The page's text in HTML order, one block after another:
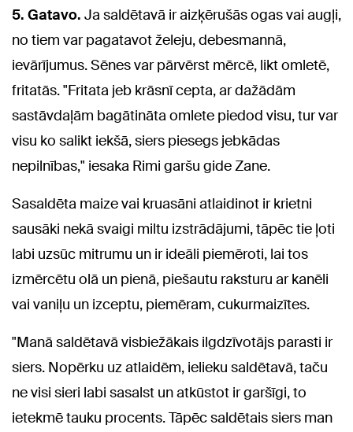
5. Gatavo. Ja saldētavā ir aizķērušās ogas vai augļi,
no tiem var pagatavot želeju, debesmannā,
ievārījumus. Sēnes var pārvērst mērcē, likt omletē,
fritatās. "Fritata jeb krāsnī cepta, ar dažādām
sastāvdaļām bagātināta omlete piedod visu, tur var
visu ko salikt iekšā, siers piesegs jebkādas
nepilnības," iesaka Rimi garšu gide Zane.
Sasaldēta maize vai kruasāni atlaidinot ir krietni
sausāki nekā svaigi miltu izstrādājumi, tāpēc tie ļoti
labi uzsūc mitrumu un ir ideāli piemēroti, lai tos
izmērcētu olā un pienā, piešautu raksturu ar kanēli
vai vaniļu un izceptu, piemēram, cukurmaizītes.
"Manā saldētavā visbiežākais ilgdzīvotājs parasti ir
siers. Nopērku uz atlaidēm, ielieku saldētavā, taču
ne visi sieri labi sasalst un atkūstot ir garšīgi, to
ietekmē tauku procents. Tāpēc saldētais siers man